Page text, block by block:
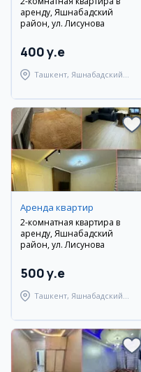
аренду, Яшнабадский
район, ул. Лисунова
400 y.e
Ташкент, Яшнабадский
Аренда квартир
2-комнатная квартира в
аренду, Яшнабадский
район, ул. Лисунова
500 y.e
Ташкент, Яшнабадский